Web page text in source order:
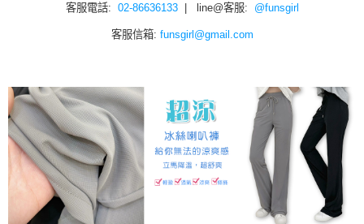
客服電話: 02-86636133| line@客服: @funsgirl
客服信箱: funsgirl@gmail.com